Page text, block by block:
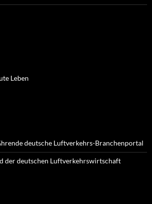
Leben
deutsche Luftverkehrs-Branchenportal
der deutschen Luftverkehrswirtschaft